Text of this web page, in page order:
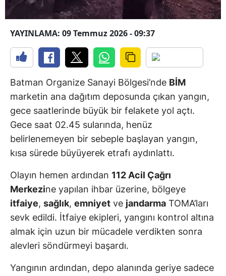
YAYINLAMA: 09 Temmuz 2026 - 09:37
Batman Organize Sanayi Bölgesi’nde BİM
marketin ana dağıtım deposunda çıkan yangın,
gece saatlerinde büyük bir felakete yol açtı.
Gece saat 02.45 sularında, henüz
belirlenemeyen bir sebeple başlayan yangın,
kısa sürede büyüyerek etrafı aydınlattı.
Olayın hemen ardından 112 Acil Çağrı
Merkezine yapılan ihbar üzerine, bölgeye
itfaiye, sağlık, emniyet ve jandarma TOMA’ları
sevk edildi. İtfaiye ekipleri, yangını kontrol altına
almak için uzun bir mücadele verdikten sonra
alevleri söndürmeyi başardı.
Yangının ardından, depo alanında geriye sadece